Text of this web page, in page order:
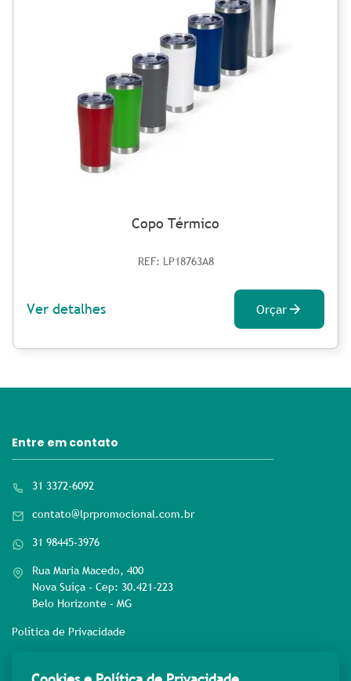
Copo Térmico
REF: LP18763A8
Ver detalhes Orçar
Entre em contato
31 3372-6092
contato@lprpromocional.com.br
31 98445-3976
Rua Maria Macedo, 400
Nova Suíça - Cep: 30.421-223
Belo Horizonte - MG
Política de Privacidade
Rede sociais